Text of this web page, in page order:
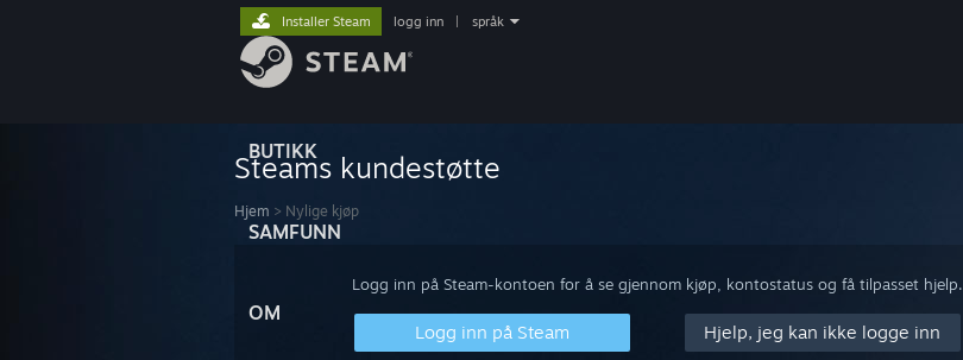
BUTIKK
SAMFUNN
OM
Installer Steam logg inn språk
Steams kundestøtte
Hjem > Nylige kjøp
Logg inn på Steam-kontoen for å se gjennom kjøp, kontostatus og få tilpasset hjelp.
Logg inn på Steam Hjelp, jeg kan ikke logge inn